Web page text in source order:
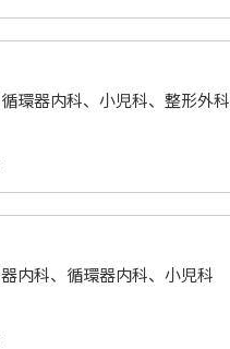
環器内科、小児科、整形外科
内科、循環器内科、小児科